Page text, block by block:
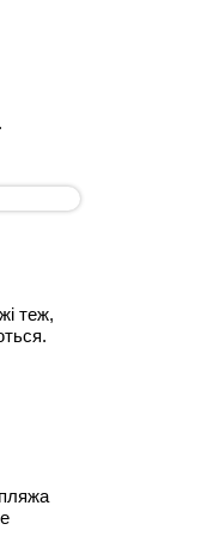
теж,